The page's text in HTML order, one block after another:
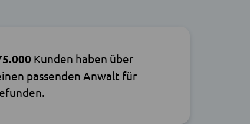
Kunden haben über
passenden Anwalt für